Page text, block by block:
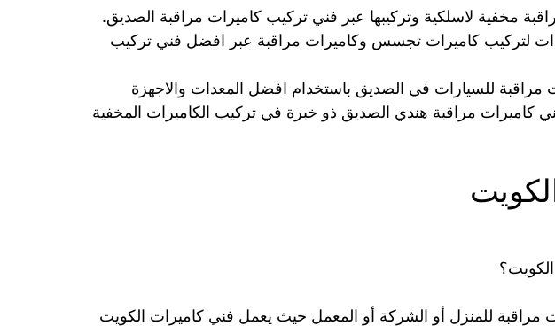
مخفية لاسلكية وتركيبها عبر فني تركيب كاميرات مراقبة الصديق.
لتركيب كاميرات تجسس وكاميرات مراقبة عبر افضل فني تركيب
مراقبة للسيارات في الصديق باستخدام افضل المعدات والاجهزة
كاميرات مراقبة هندي الصديق ذو خبرة في تركيب الكاميرات المخفية
للمنزل أو الشركة أو المعمل حيث يعمل فني كاميرات الكويت